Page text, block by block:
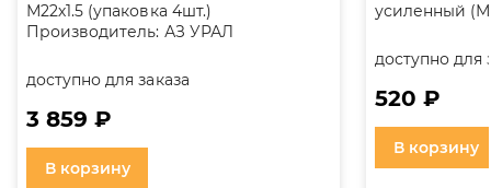
М22х1.5 (упаковка 4шт.)
Производитель: АЗ УРАЛ
доступно для заказа
3 859 ₽
В корзину
усиленный
доступно для
520 ₽
В корзину